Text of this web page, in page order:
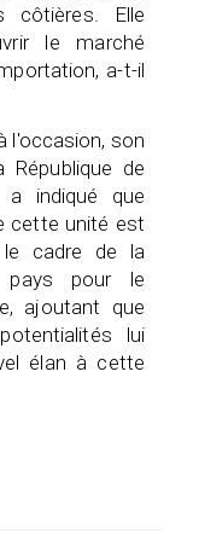
côtières. Elle
le marché
a-t-il
l'occasion, son
République de
a indiqué que
cette unité est
le cadre de la
pays pour le
ajoutant que
lui
élan à cette